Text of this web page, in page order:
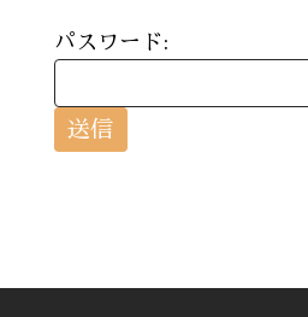
パスワード: